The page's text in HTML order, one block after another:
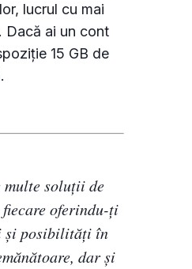
lucrul cu mai
Dacă ai un cont
15 GB de
multe soluții de
oferindu-ți
și posibilități în
dar și